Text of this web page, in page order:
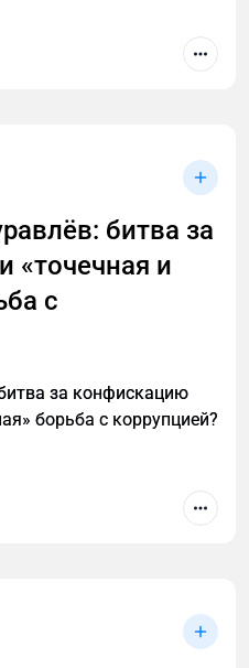
битва за
«точечная и
с
за конфискацию
борьба с коррупцией?